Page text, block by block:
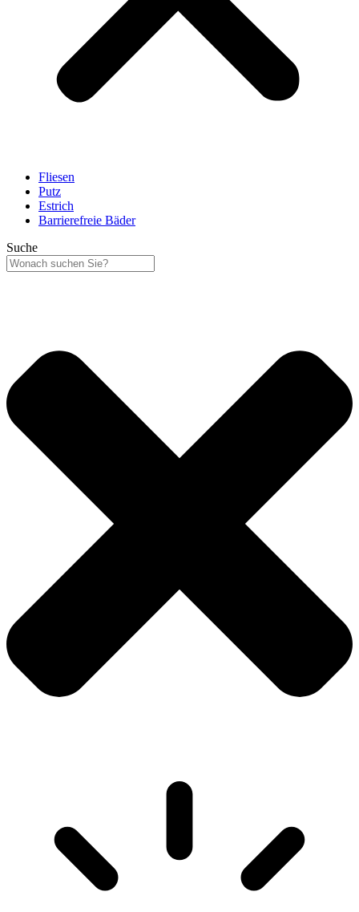
Fliesen
Putz
Estrich
Barrierefreie Bäder
Suche